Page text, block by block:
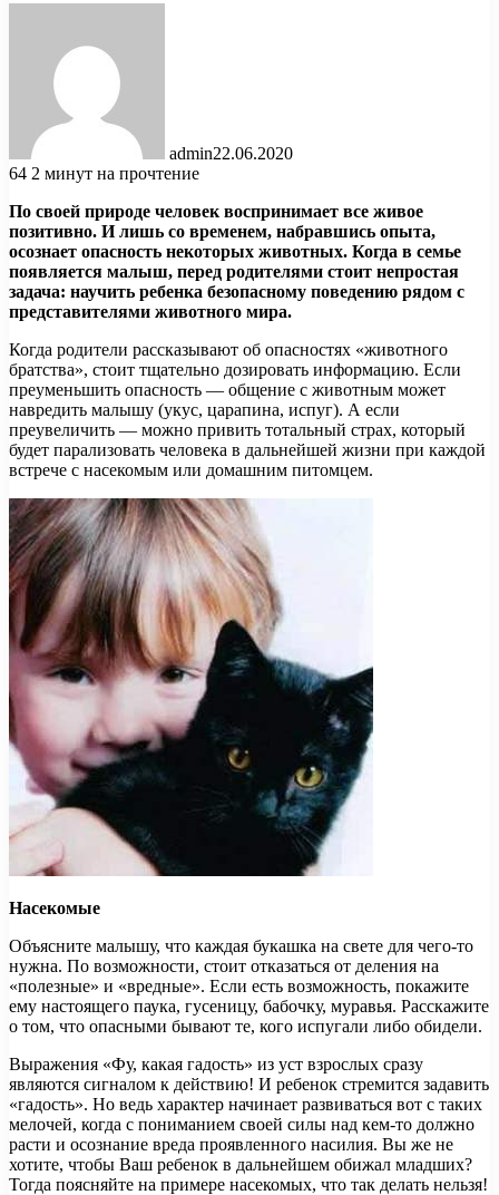
admin22.06.2020
64 2 минут на прочтение
По своей природе человек воспринимает все живое
позитивно. И лишь со временем, набравшись опыта,
осознает опасность некоторых животных. Когда в семье
появляется малыш, перед родителями стоит непростая
задача: научить ребенка безопасному поведению рядом с
представителями животного мира.
Когда родители рассказывают об опасностях «животного
братства», стоит тщательно дозировать информацию. Если
преуменьшить опасность — общение с животным может
навредить малышу (укус, царапина, испуг). А если
преувеличить — можно привить тотальный страх, который
будет парализовать человека в дальнейшей жизни при каждой
встрече с насекомым или домашним питомцем.
Насекомые
Объясните малышу, что каждая букашка на свете для чего-то
нужна. По возможности, стоит отказаться от деления на
«полезные» и «вредные». Если есть возможность, покажите
ему настоящего паука, гусеницу, бабочку, муравья. Расскажите
о том, что опасными бывают те, кого испугали либо обидели.
Выражения «Фу, какая гадость» из уст взрослых сразу
являются сигналом к действию! И ребенок стремится задавить
«гадость». Но ведь характер начинает развиваться вот с таких
мелочей, когда с пониманием своей силы над кем-то должно
расти и осознание вреда проявленного насилия. Вы же не
хотите, чтобы Ваш ребенок в дальнейшем обижал младших?
Тогда поясняйте на примере насекомых, что так делать нельзя!